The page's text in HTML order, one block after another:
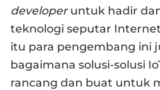
developeruntuk hadir
teknologi seputar
itu para pengembang ini
bagaimana solusi-solusi
rancang dan buat untuk